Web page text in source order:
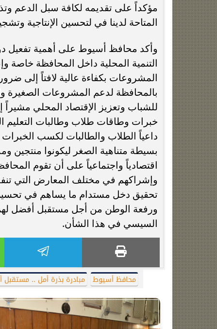
مؤكداً على تقديمه لكافة سبل الدعم
المتاحة لدينا في لتحسين الإنتاجية
وأكد محافظ أسيوط على أهمية تفعيل
التنمية المحلية داخل المحافظة خاصة
المشروعات بكفاءة عالية لافتاً إلى
بالمحافظة لدعم المشروعات
للشباب وتعزيز الإقتصاد المحلي
خبرات وطاقات طلاب وطالبات التعليم
داعياً الطلاب والطالبات لكسب
بسيطة متناهية الصغر ليكونوا منتجين
اقتصادياً واجتماعياً على أن تقوم
وإشراكهم في مختلف المعارض التي
تحقيق دخل مستدام ما يساهم في
ورفعة الوطن من أجل مستقبل أفضل لهم
السيسي في هذا الشأن.
محافظ أسيوط مبادرة بذرة أمل ..